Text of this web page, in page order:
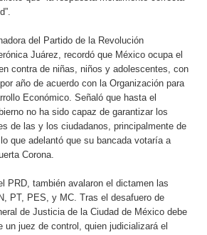
del Partido de la Revolución
Juárez, recordó que México ocupa el
contra de niñas, niños y adolescentes, con
año de acuerdo con la Organización para
Económico. Señaló que hasta el
no ha sido capaz de garantizar los
de las y los ciudadanos, principalmente de
que adelantó que su bancada votaría a
Corona.
PRD, también avalaron el dictamen las
PT, PES, y MC. Tras el desafuero de
de Justicia de la Ciudad de México debe
un juez de control, quien judicializará el